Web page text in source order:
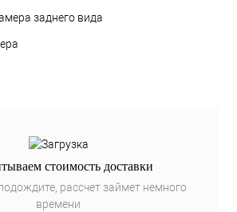
стоимость доставки
рассчет займет немного
времени